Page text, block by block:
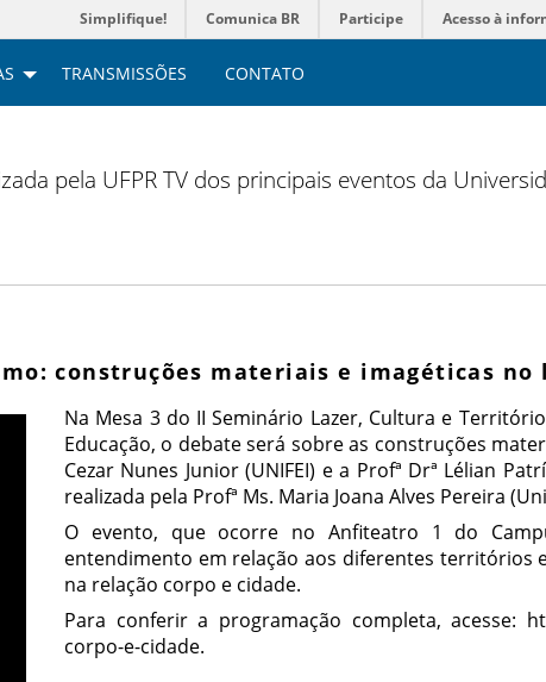
Simplifique! Comunica BR Participe Acesso à
TRANSMISSÕES CONTATO
pela UFPR TV dos principais eventos da
construções materiais e imagéticas no
Na Mesa 3 do II Seminário Lazer, Cultura e
Educação, o debate será sobre as construções
Cezar Nunes Junior (UNIFEI) e a Profª Drª Lélian
realizada pela Profª Ms. Maria Joana Alves Pereira
O evento, que ocorre no Anfiteatro 1 do
entendimento em relação aos diferentes territórios
na relação corpo e cidade.
Para conferir a programação completa, acesse:
corpo-e-cidade.